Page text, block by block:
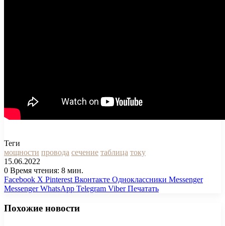
Теги
мощности провода сечение таблица току
15.06.2022
0 Время чтения: 8 мин.
Facebook X Pinterest Вконтакте Одноклассники Messenger
Messenger WhatsApp Telegram Viber Печатать
Похожие новости